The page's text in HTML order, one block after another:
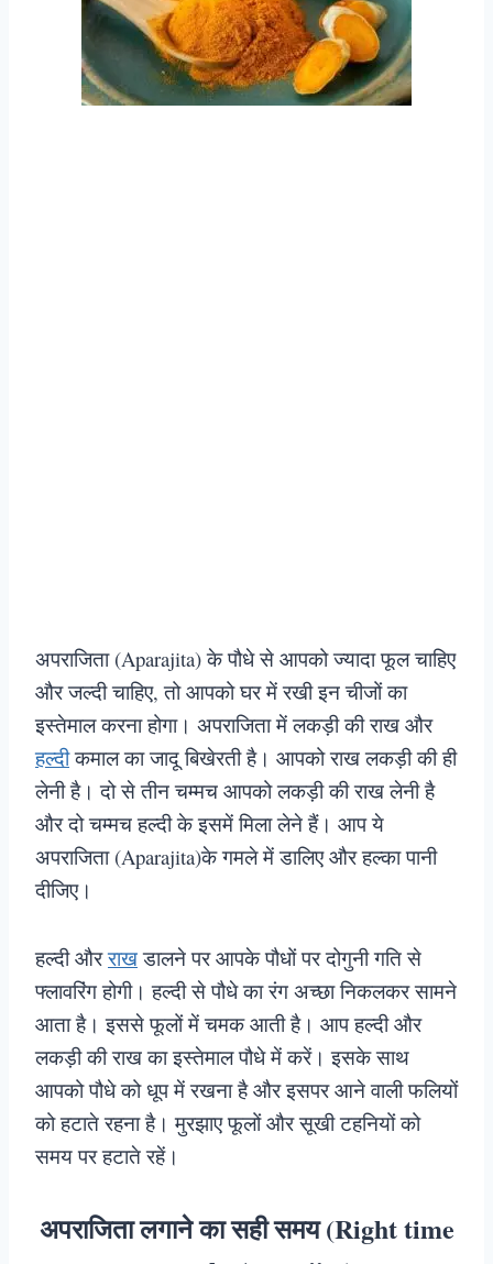
अपराजिता (Aparajita) के पौधे से आपको ज्यादा फूल चाहिए
और जल्दी चाहिए, तो आपको घर में रखी इन चीजों का
इस्तेमाल करना होगा। अपराजिता में लकड़ी की राख और
हल्दीकमाल का जादू बिखेरती है। आपको राख लकड़ी की ही
लेनी है। दो से तीन चम्मच आपको लकड़ी की राख लेनी है
और दो चम्मच हल्दी के इसमें मिला लेने हैं। आप ये
अपराजिता (Aparajita)के गमले में डालिए और हल्का पानी
दीजिए।
हल्दी औरराखडालने पर आपके पौधों पर दोगुनी गति से
फ्लावरिंग होगी। हल्दी से पौधे का रंग अच्छा निकलकर सामने
आता है। इससे फूलों में चमक आती है। आप हल्दी और
लकड़ी की राख का इस्तेमाल पौधे में करें। इसके साथ
आपको पौधे को धूप में रखना है और इसपर आने वाली फलियों
को हटाते रहना है। मुरझाए फूलों और सूखी टहनियों को
समय पर हटाते रहें।
अपराजिता लगाने का सही समय (Right time